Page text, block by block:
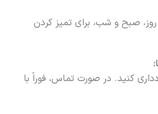
صبح و شب، برای تمیز کردن
کنید. در صورت تماس، فوراً با